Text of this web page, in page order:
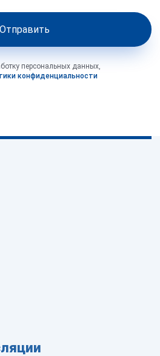
Отправить
персональных данных,
конфиденциальности